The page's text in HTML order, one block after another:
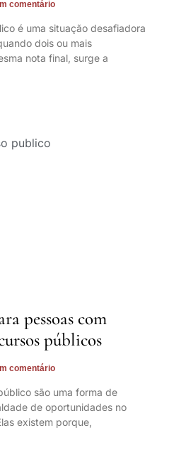
comentário
é uma situação desafiadora
dois ou mais
nota final, surge a
pessoas com
públicos
comentário
são uma forma de
de oportunidades no
existem porque,